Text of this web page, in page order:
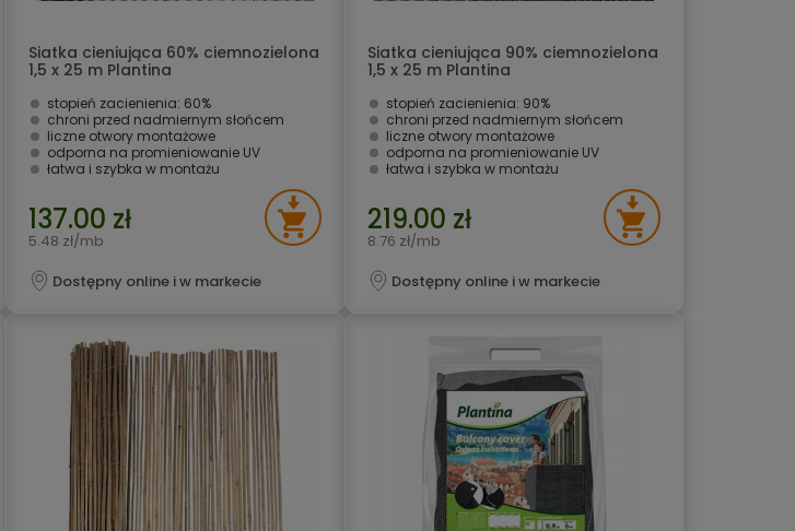
Siatka cieniująca 60% ciemnozielona
1,5 x 25 m Plantina
stopień zacienienia: 60%
chroni przed nadmiernym słońcem
liczne otwory montażowe
odporna na promieniowanie UV
łatwa i szybka w montażu
137.00 zł
5.48 zł/mb
Dostępny online i w markecie
Siatka cieniująca 90% ciemnozielona
1,5 x 25 m Plantina
stopień zacienienia: 90%
chroni przed nadmiernym słońcem
liczne otwory montażowe
odporna na promieniowanie UV
łatwa i szybka w montażu
219.00 zł
8.76 zł/mb
Dostępny online i w markecie